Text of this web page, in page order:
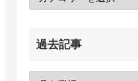
過去記事